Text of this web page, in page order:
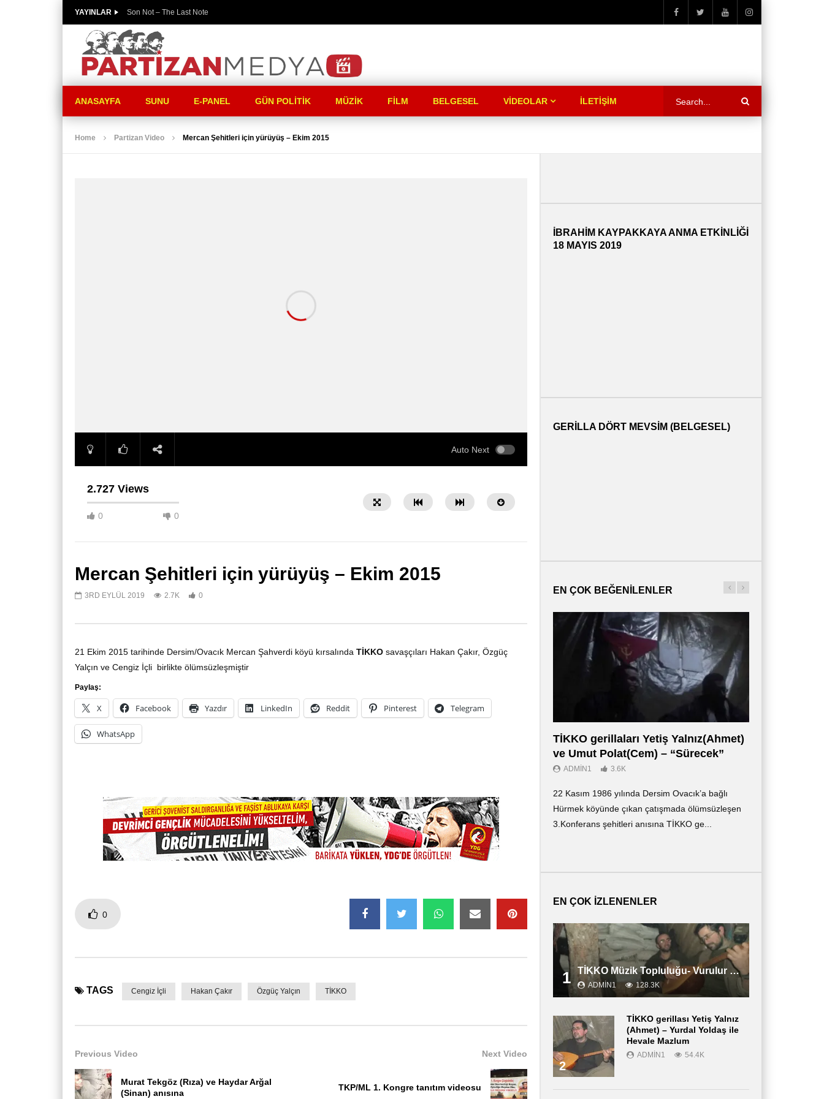
YAYINLAR Son Not – The Last Note
ANASAYFA SUNU E-PANEL GÜN POLITIK MÜZIK FILM BELGESEL VIDEOLAR İLETİŞİM
Home Partizan Video Mercan Şehitleri için yürüyüş – Ekim 2015
Auto Next
2.727 Views
0 0
önder Kaypakkaya!
20TH MAYIS 2023
1
Devrim ve Komünizm Şehitlerini
Anıyoruz
Katledilişinin 48. Yılında Komünist
Önder İbrahim Kaypakkaya Yoldaşı
24 Nisan Özel Yayını 2021
24TH NISAN 2021
Mercan Şehitleri için yürüyüş – Ekim 2015
3RD EYLÜL 2019 2.7K 0
21 Ekim 2015 tarihinde Dersim/Ovacık Mercan Şahverdi köyü kırsalında TİKKO savaşçıları Hakan Çakır, Özgüç
Yalçın ve Cengiz İçli birlikte ölümsüzleşmiştir
Paylaş:
X Facebook Yazdır LinkedIn Reddit Pinterest Telegram
WhatsApp
0
TAGS Cengiz İçli Hakan Çakır Özgüç Yalçın TİKKO
Previous Video
Murat Tekgöz (Rıza) ve Haydar Arğal
(Sinan) anısına
Next Video
TKP/ML 1. Kongre tanıtım videosu
İBRAHİM KAYPAKKAYA ANMA ETKİNLİĞİ
18 MAYIS 2019
GERILLA DÖRT MEVSIM (BELGESEL)
EN ÇOK BEĞENILENLER
TİKKO gerillaları Yetiş Yalnız(Ahmet)
ve Umut Polat(Cem) – “Sürecek”
ADMIN1 3.6K
22 Kasım 1986 yılında Dersim Ovacık’a bağlı
Hürmek köyünde çıkan çatışmada ölümsüzleşen
3.Konferans şehitleri anısına TİKKO ge...
EN ÇOK İZLENENLER
1 TİKKO Müzik Topluluğu- Vurulur Vali
ADMIN1 128.3K
2
TİKKO gerillası Yetiş Yalnız
(Ahmet) – Yurdal Yoldaş ile
Hevale Mazlum
ADMIN1 54.4K